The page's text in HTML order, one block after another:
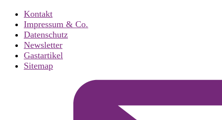
Kontakt
Impressum & Co.
Datenschutz
Newsletter
Gastartikel
Sitemap